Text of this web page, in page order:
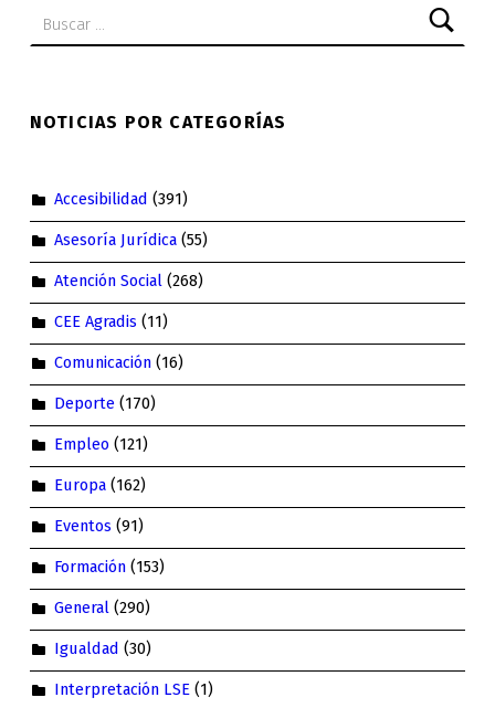
NOTICIAS POR CATEGORÍAS
Accesibilidad (391)
Asesoría Jurídica(55)
Atención Social(268)
CEE Agradis (11)
Comunicación(16)
Deporte(170)
Empleo (121)
Europa(162)
Eventos (91)
Formación(153)
General(290)
Igualdad (30)
Interpretación LSE(1)